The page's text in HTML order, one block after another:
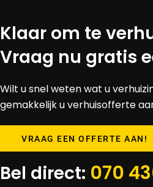
Klaar om te
Vraag nu gratis
Wilt u snel weten wat u
gemakkelijk u verhuisofferte
VRAAG EEN OFFERTE AAN!
Bel direct: 070